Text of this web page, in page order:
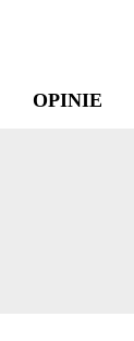
OPINIE